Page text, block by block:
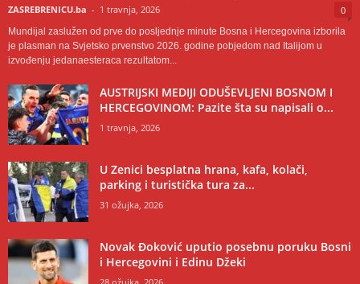
ZASREBRENICU.ba - 1 travnja, 2026 0
Mundijal zaslužen od prve do posljednje minute Bosna i Hercegovina izborila
je plasman na Svjetsko prvenstvo 2026. godine pobjedom nad Italijom u
izvođenju jedanaesteraca rezultatom...
AUSTRIJSKI MEDIJI ODUŠEVLJENI BOSNOM I
HERCEGOVINOM: Pazite šta su napisali o...
1 travnja, 2026
U Zenici besplatna hrana, kafa, kolači,
parking i turistička tura za...
31 ožujka, 2026
Novak Đoković uputio posebnu poruku Bosni
i Hercegovini i Edinu Džeki